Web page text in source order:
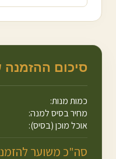
סיכום
כמות מנות:
מחיר בסיס למנה:
אוכל מוכן (בסיס):
סה"כ משוער